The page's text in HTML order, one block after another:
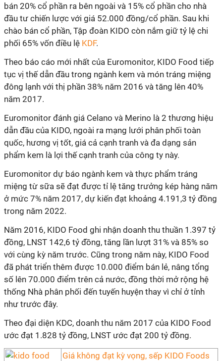
bán 20% cổ phần ra bên ngoài và 15% cổ phần cho nhà
đầu tư chiến lược với giá 52.000 đồng/cổ phần. Sau khi
chào bán cổ phần, Tập đoàn KIDO còn nắm giữ tỷ lệ chi
phối 65% vốn điều lệ KDF.
Theo báo cáo mới nhất của Euromonitor, KIDO Food tiếp
tục vị thế dẫn đầu trong ngành kem và món tráng miệng
đông lạnh với thị phần 38% năm 2016 và tăng lên 40%
năm 2017.
Euromonitor đánh giá Celano và Merino là 2 thương hiệu
dẫn đầu của KIDO, ngoài ra mạng lưới phân phối toàn
quốc, hương vị tốt, giá cả cạnh tranh và đa dạng sản
phẩm kem là lợi thế cạnh tranh của công ty này.
Euromonitor dự báo ngành kem và thực phẩm tráng
miệng từ sữa sẽ đạt được tỉ lệ tăng trưởng kép hàng năm
ở mức 7% năm 2017, dự kiến đạt khoảng 4.191,3 tỷ đồng
trong năm 2022.
Năm 2016, KIDO Food ghi nhận doanh thu thuần 1.397 tỷ
đồng, LNST 142,6 tỷ đồng, tăng lần lượt 31% và 85% so
với cùng kỳ năm trước. Cũng trong năm này, KIDO Food
đã phát triển thêm được 10.000 điểm bán lẻ, nâng tổng
số lên 70.000 điểm trên cả nước, đồng thời mở rộng hệ
thống Nhà phân phối đến tuyến huyện thay vì chỉ ở tỉnh
như trước đây.
Theo đại diện KDC, doanh thu năm 2017 của KIDO Food
ước đạt 1.828 tỷ đồng, LNST ước đạt 200 tỷ đồng.
Giá không đạt kỳ vọng, sếp KIDO Foods